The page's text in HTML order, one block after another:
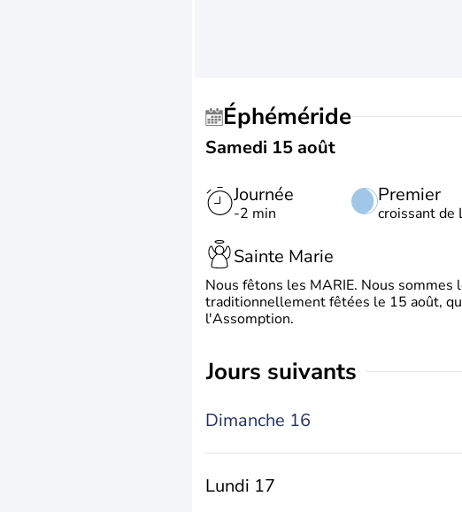
Éphéméride
Samedi 15 août
Journée
-2 min
Premier
croissant de
Sainte Marie
Nous fêtons les MARIE. Nous
traditionnellement fêtées le 15 août,
l'Assomption.
jours suivants
Dimanche 16
Lundi 17